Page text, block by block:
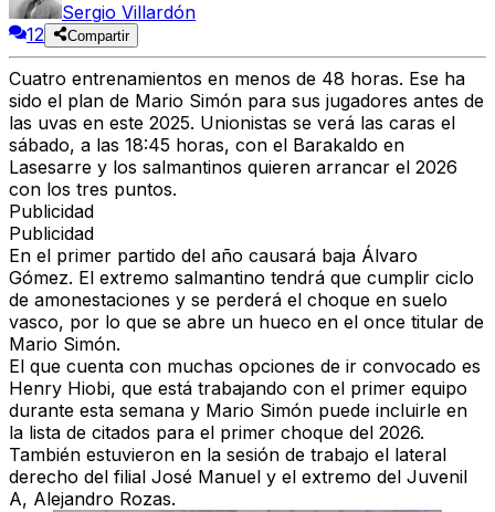
Sergio Villardón
12
Compartir
Cuatro entrenamientos en menos de 48 horas. Ese ha
sido el plan de Mario Simón para sus jugadores antes de
las uvas en este 2025. Unionistas se verá las caras el
sábado, a las 18:45 horas, con el Barakaldo en
Lasesarre y los salmantinos quieren arrancar el 2026
con los tres puntos.
Publicidad
Publicidad
En el primer partido del año causará baja Álvaro
Gómez. El extremo salmantino tendrá que cumplir ciclo
de amonestaciones y se perderá el choque en suelo
vasco, por lo que se abre un hueco en el once titular de
Mario Simón.
El que cuenta con muchas opciones de ir convocado es
Henry Hiobi, que está trabajando con el primer equipo
durante esta semana y Mario Simón puede incluirle en
la lista de citados para el primer choque del 2026.
También estuvieron en la sesión de trabajo el lateral
derecho del filial José Manuel y el extremo del Juvenil
A, Alejandro Rozas.